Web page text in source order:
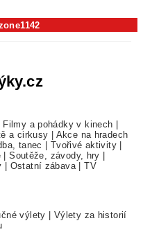
Filmy a pohádky v kinech
a cirkusy
Akce na hradech
tanec Tvořivé aktivity
|Soutěže, závody, hry
Ostatní zábava|TV
výlety
Výlety za historií